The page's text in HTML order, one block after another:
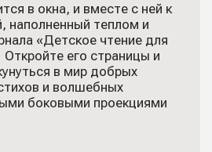
в окна, и вместе с ней к
наполненный теплом и
«Детское чтение для
его страницы и
в мир добрых
и волшебных
боковыми проекциями